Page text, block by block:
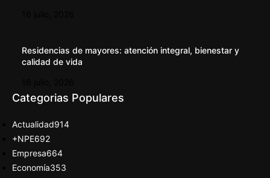
Residencias de mayores: atención integral, bienestar y
calidad de vida
Categorias Populares
Actualidad914
+NPE692
Empresa664
Economía353